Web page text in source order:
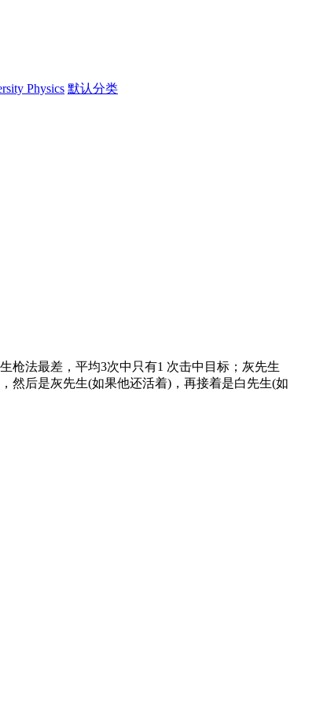
Physics 默认分类
枪法最差，平均3次中只有1 次击中目标；灰先生
然后是灰先生(如果他还活着)，再接着是白先生(如